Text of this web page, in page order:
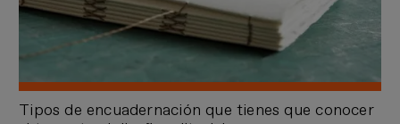
Tipos de encuadernación que tienes que conocer